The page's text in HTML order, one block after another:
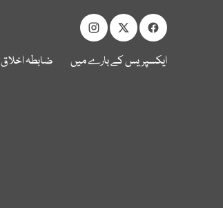
ایکسپریس کے بارے میں ضابطہ اخلاق